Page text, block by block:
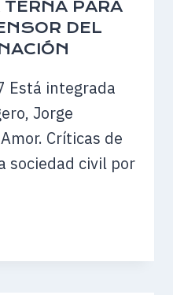
PARA
DEL
Está integrada
Jorge
Críticas de
sociedad civil por